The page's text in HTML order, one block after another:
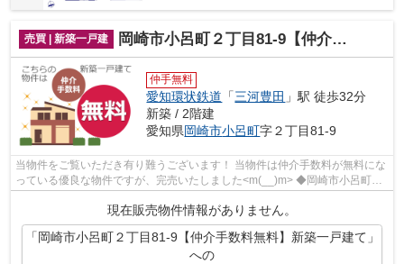
売買 | 新築一戸建 岡崎市小呂町２丁目81-9【仲介手数料無料】新築一戸建て
仲手無料
愛知環状鉄道 「三河豊田 」駅 徒歩32分
新築 / 2階建
愛知県岡崎市小呂町字２丁目81-9
当物件をご覧いただき有り難うございます！ 当物件は仲介手数料が無料にな
っている優良な物件ですが、完売いたしました<m(__)m> ◆岡崎市小呂町字
２丁目でのマイホーム購入で...
現在販売物件情報がありません。
「岡崎市小呂町２丁目81-9【仲介手数料無料】新築一戸建て」
への